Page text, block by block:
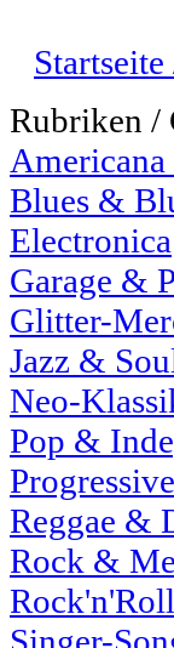
Rubriken /
Blues &
Electronica
Garage &
Glitter-
Jazz &
Neo-
Pop &
Reggae &
Rock &